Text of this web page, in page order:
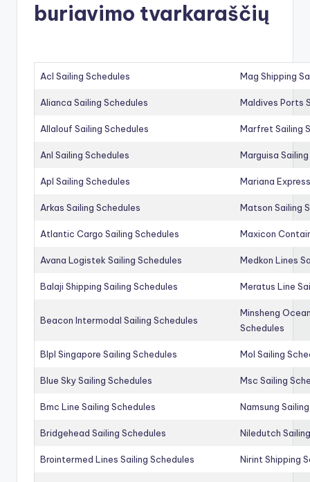
buriavimo tvarkaraščių
Acl Sailing Schedules Mag Shipping
Alianca Sailing Schedules Maldives Ports
Allalouf Sailing Schedules Marfret Sailing
Anl Sailing Schedules Marguisa
Apl Sailing Schedules Mariana
Arkas Sailing Schedules Matson Sailing
Atlantic Cargo Sailing Schedules Maxicon
Avana Logistek Sailing Schedules Medkon Lines
Balaji Shipping Sailing Schedules Meratus Line
Beacon Intermodal Sailing Schedules
Minsheng
Schedules
Blpl Singapore Sailing Schedules Mol Sailing
Blue Sky Sailing Schedules Msc Sailing
Bmc Line Sailing Schedules Namsung
Bridgehead Sailing Schedules Niledutch
Brointermed Lines Sailing Schedules Nirint Shipping